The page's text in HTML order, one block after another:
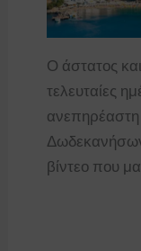
Ο άστατος
τελευταίες
ανεπηρέαστη
βίντεο που